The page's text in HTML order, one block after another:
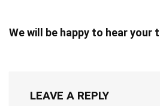
We will be happy to hear your
LEAVE A REPLY